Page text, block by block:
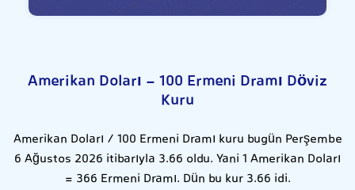
Amerikan Doları - 100 Ermeni Dramı Döviz
Kuru
Amerikan Doları / 100 Ermeni Dramı kuru bugün Perşembe
6 Ağustos 2026 itibarıyla 3.66 oldu. Yani 1 Amerikan Doları
= 366 Ermeni Dramı. Dün bu kur 3.66 idi.